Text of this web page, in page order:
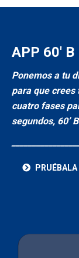
APP 60′ B
Ponemos a tu
para que crees
cuatro fases
segundos, 60’